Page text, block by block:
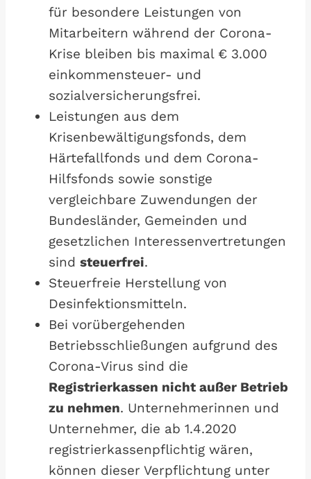
für besondere Leistungen von
Mitarbeitern während der Corona-
Krise bleiben bis maximal € 3.000
einkommensteuer- und
sozialversicherungsfrei.
Leistungen aus dem
Krisenbewältigungsfonds, dem
Härtefallfonds und dem Corona-
Hilfsfonds sowie sonstige
vergleichbare Zuwendungen der
Bundesländer, Gemeinden und
gesetzlichen Interessenvertretungen
sind steuerfrei.
Steuerfreie Herstellung von
Desinfektionsmitteln.
Bei vorübergehenden
Betriebsschließungen aufgrund des
Corona-Virus sind die
Registrierkassen nicht außer Betrieb
zu nehmen. Unternehmerinnen und
Unternehmer, die ab 1.4.2020
registrierkassenpflichtig wären,
können dieser Verpflichtung unter